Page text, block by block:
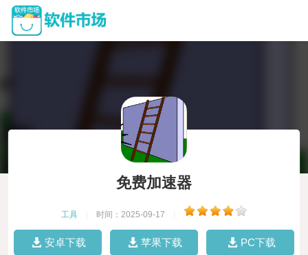
免费加速器
工具 时间：2025-09-17
安卓下载 苹果下载 PC下载